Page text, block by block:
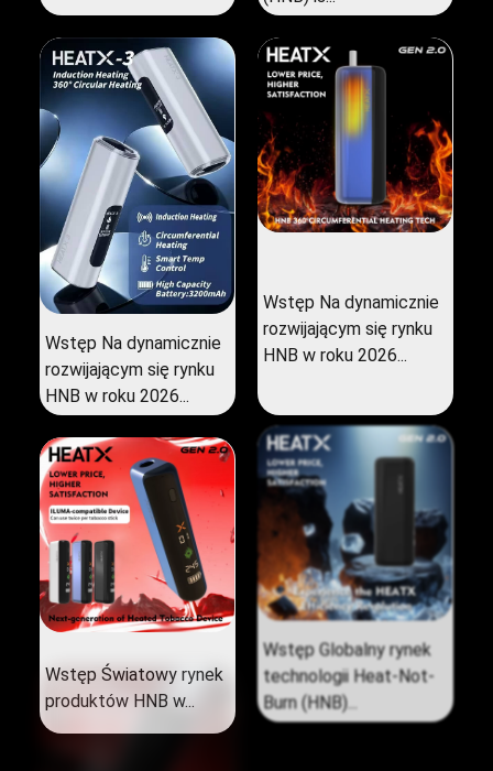
Wstęp Na dynamicznie
rozwijającym się rynku
HNB w roku 2026...
Wstęp Na dynamicznie
rozwijającym się rynku
HNB w roku 2026...
Wstęp Światowy rynek
produktów HNB w...
Wstęp Globalny rynek
technologii Heat-Not-
Burn (HNB)...